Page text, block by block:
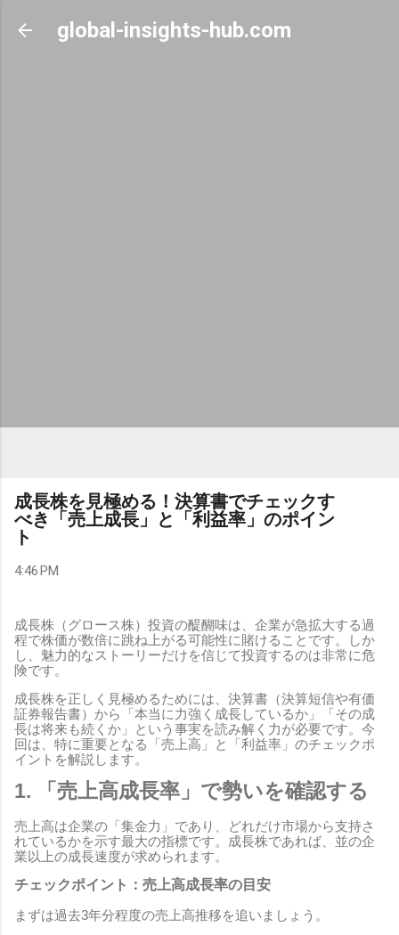
Skip to main content
global-insights-hub.com
成長株を見極める！決算書でチェックす
べき「売上成長」と「利益率」のポイン
ト
4:46 PM
成長株（グロース株）投資の醍醐味は、企業が急拡大する過
程で株価が数倍に跳ね上がる可能性に賭けることです。しか
し、魅力的なストーリーだけを信じて投資するのは非常に危
険です。
成長株を正しく見極めるためには、決算書（決算短信や有価
証券報告書）から「本当に力強く成長しているか」「その成
長は将来も続くか」という事実を読み解く力が必要です。今
回は、特に重要となる「売上高」と「利益率」のチェックポ
イントを解説します。
1. 「売上高成長率」で勢いを確認する
売上高は企業の「集金力」であり、どれだけ市場から支持さ
れているかを示す最大の指標です。成長株であれば、並の企
業以上の成長速度が求められます。
チェックポイント：売上高成長率の目安
まずは過去3年分程度の売上高推移を追いましょう。